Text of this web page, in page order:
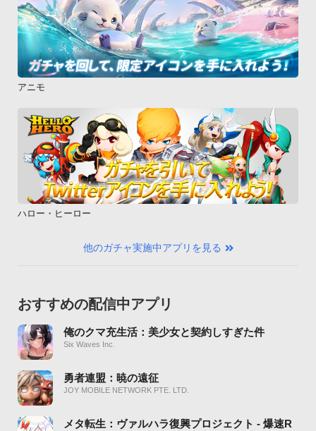
アニモ
ハロー・ヒーロー
他のガチャ実施中アプリを見る
おすすめの配信中アプリ
俺のクマ充生活：美少女と契約しすぎた件
Six Waves Inc.
勇者連盟：暁の遠征
JOY MOBILE NETWORK PTE. LTD.
メタ転生：ヴァルハラ復興プロジェクト - 爆速R